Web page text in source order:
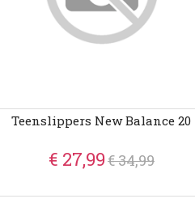
Teenslippers New Balance 20
€ 27,99€ 34,99